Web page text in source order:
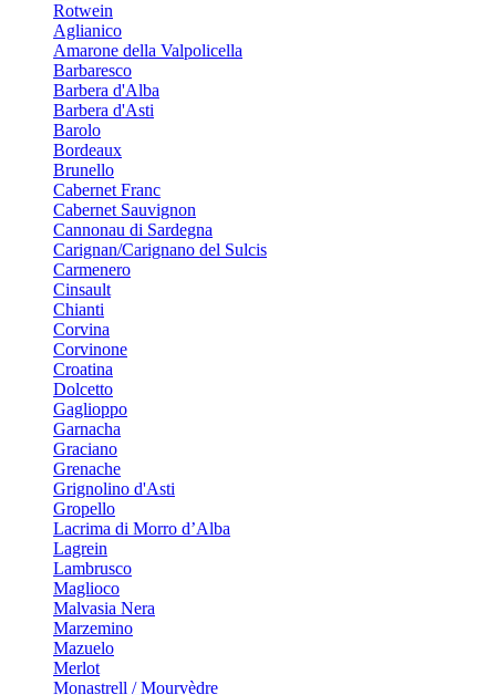
Rotwein
Aglianico
Amarone della Valpolicella
Barbaresco
Barbera d'Alba
Barbera d'Asti
Barolo
Bordeaux
Brunello
Cabernet Franc
Cabernet Sauvignon
Cannonau di Sardegna
Carignan/Carignano del Sulcis
Carmenero
Cinsault
Chianti
Corvina
Corvinone
Croatina
Dolcetto
Gaglioppo
Garnacha
Graciano
Grenache
Grignolino d'Asti
Gropello
Lacrima di Morro d’Alba
Lagrein
Lambrusco
Maglioco
Malvasia Nera
Marzemino
Mazuelo
Merlot
Monastrell / Mourvèdre